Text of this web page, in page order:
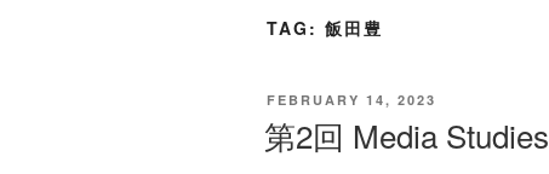
TAG: 飯田豊
POSTED
FEBRUARY 14, 2023
第2回 Media